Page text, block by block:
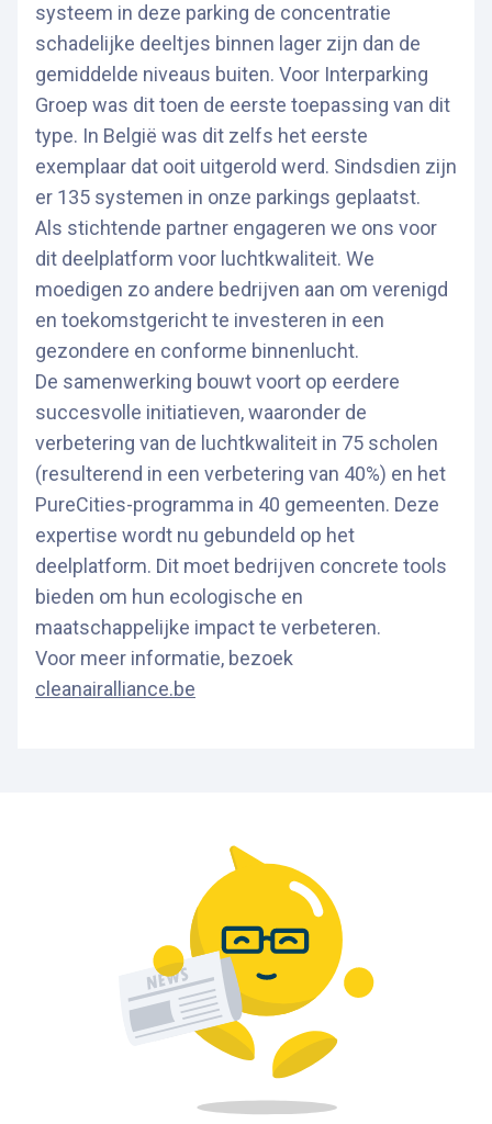
systeem in deze parking de concentratie
schadelijke deeltjes binnen lager zijn dan de
gemiddelde niveaus buiten. Voor Interparking
Groep was dit toen de eerste toepassing van dit
type. In België was dit zelfs het eerste
exemplaar dat ooit uitgerold werd. Sindsdien zijn
er 135 systemen in onze parkings geplaatst.
Als stichtende partner engageren we ons voor
dit deelplatform voor luchtkwaliteit. We
moedigen zo andere bedrijven aan om verenigd
en toekomstgericht te investeren in een
gezondere en conforme binnenlucht.
De samenwerking bouwt voort op eerdere
succesvolle initiatieven, waaronder de
verbetering van de luchtkwaliteit in 75 scholen
(resulterend in een verbetering van 40%) en het
PureCities-programma in 40 gemeenten. Deze
expertise wordt nu gebundeld op het
deelplatform. Dit moet bedrijven concrete tools
bieden om hun ecologische en
maatschappelijke impact te verbeteren.
Voor meer informatie, bezoek
cleanairalliance.be